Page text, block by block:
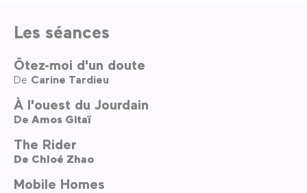
Les séances
Ôtez-moi d'un doute
De Carine Tardieu
À l'ouest du Jourdain
De Amos Gitaï
The Rider
De Chloé Zhao
Mobile Homes